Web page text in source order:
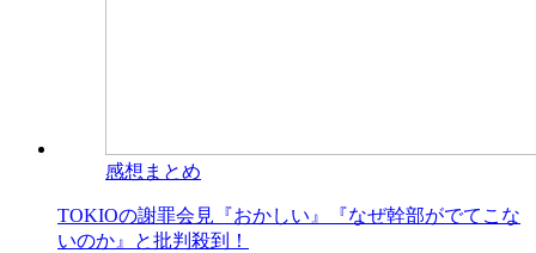
感想まとめ
TOKIOの謝罪会見『おかしい』『なぜ幹部がでてこな
いのか』と批判殺到！